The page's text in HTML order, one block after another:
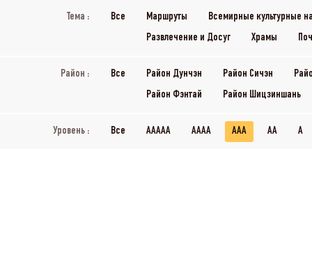
Тема : Все Маршруты
Всемирные культурные
Развлечение и Досуг
Храмы
Район : Все Район Дунчэн Район Сичэн
Район Фэнтай
Район Шицзиншань
Уровень : Все AAAAA AAAA AAA AA A